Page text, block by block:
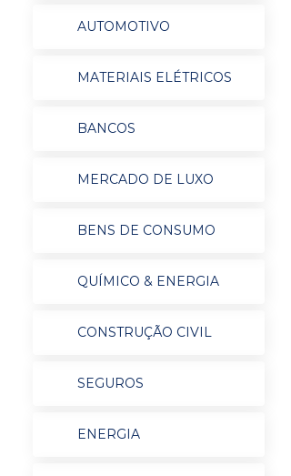
AUTOMOTIVO
MATERIAIS ELÉTRICOS
BANCOS
MERCADO DE LUXO
BENS DE CONSUMO
QUÍMICO & ENERGIA
CONSTRUÇÃO CIVIL
SEGUROS
ENERGIA